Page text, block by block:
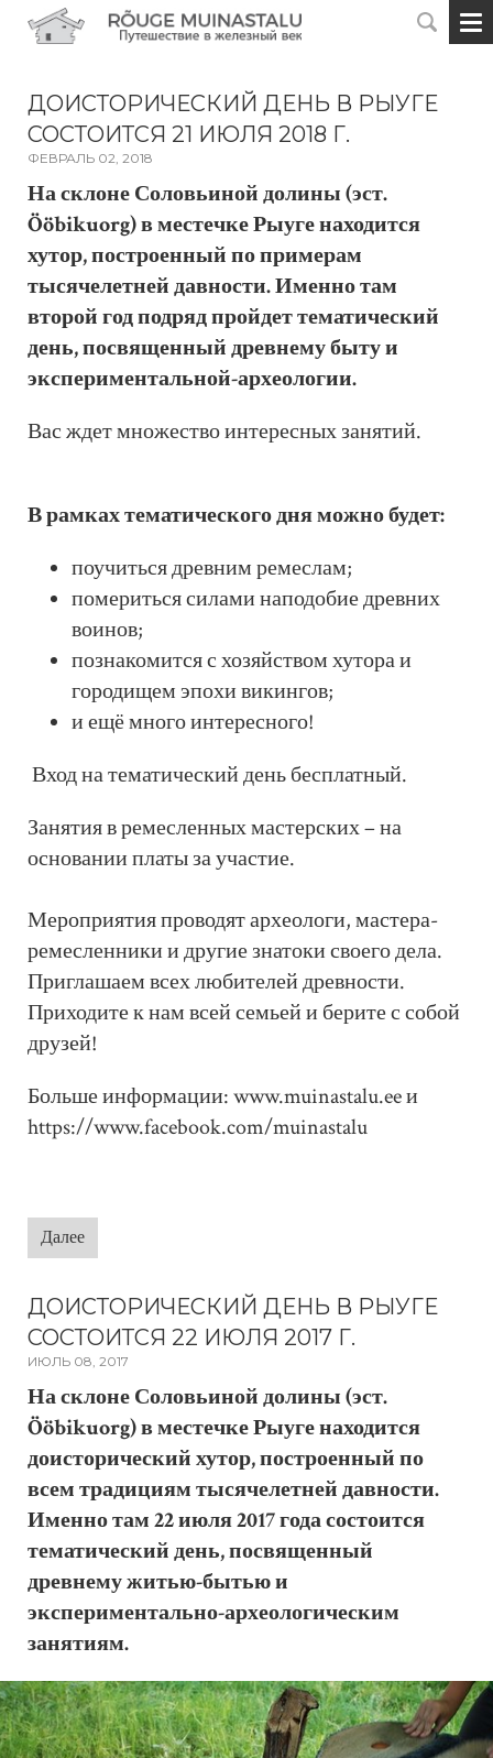
ДОИСТОРИЧЕСКИЙ ДЕНЬ В РЫУГЕ
СОСТОИТСЯ 21 ИЮЛЯ 2018 Г.
ФЕВРАЛЬ 02, 2018
На склоне Соловьиной долины (эст.
Ööbikuorg) в местечке Рыуге находится
хутор, построенный по примерам
тысячелетней давности. Именно там
второй год подряд пройдеттематический
день, посвященный древнему бытуи
экспериментальной-археологии.
Вас ждет множество интересных занятий.
В рамках тематического дня можно будет:
поучиться древним ремеслам;
помериться силами наподобие древних
воинов;
познакомится с хозяйством хутора и
городищем эпохи викингов;
и ещё много интересного!
Вход на тематический день бесплатный.
Занятия в ремесленных мастерских – на
основании платы за участие.
Мероприятия проводят археологи, мастера-
ремесленники и другие знатоки своего дела.
Приглашаем всех любителей древности.
Приходите к нам всей семьей и берите с собой
друзей!
Больше информации: www.muinastalu.ee и
https://www.facebook.com/muinastalu
Далее
ДОИСТОРИЧЕСКИЙ ДЕНЬ В РЫУГЕ
СОСТОИТСЯ 22 ИЮЛЯ 2017 Г.
ИЮЛЬ 08, 2017
На склоне Соловьиной долины (эст.
Ööbikuorg) в местечке Рыуге находится
доисторический хутор, построенный по
всем традициям тысячелетней давности.
Именно там 22 июля 2017 года состоится
тематический день, посвященный
древнему житью-бытью и
экспериментально-археологическим
занятиям.